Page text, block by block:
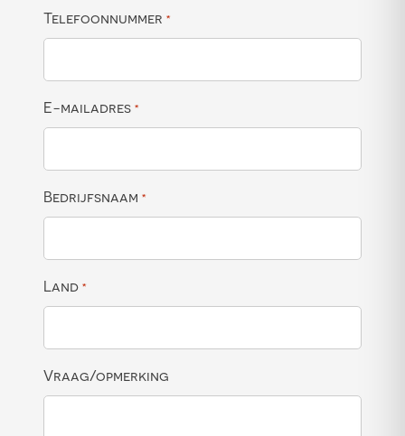
Telefoonnummer *
E-mailadres *
Bedrijfsnaam *
Land *
Vraag/opmerking